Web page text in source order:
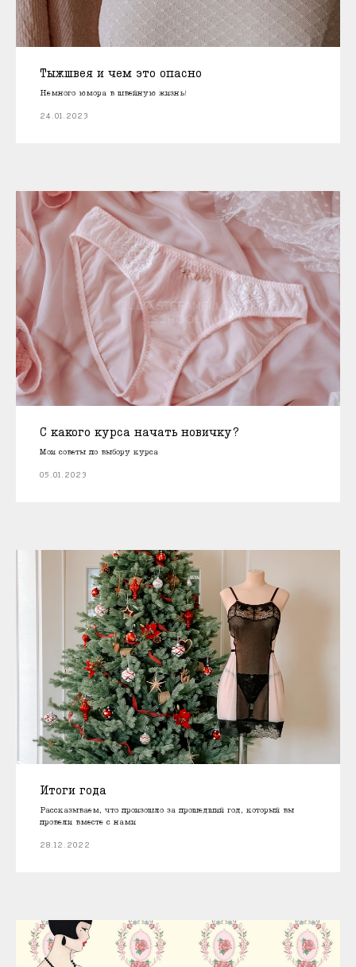
Тыжшвея и чем это опасно
Немного юмора в швейную жизнь!
24.01.2023
С какого курса начать новичку?
Мои советы по выбору курса
05.01.2023
Итоги года
Рассказываем, что произошло за прошедший год, который вы
провели вместе с нами
28.12.2022